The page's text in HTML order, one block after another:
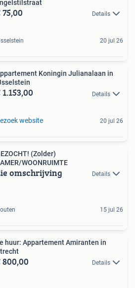
Details
20 jul 26
Koningin Julianalaan in
Details
website 20 jul 26
(Zolder)
WOONRUIMTE
omschrijving Details
15 jul 26
huur: Appartement Amiranten in
800,00 Details